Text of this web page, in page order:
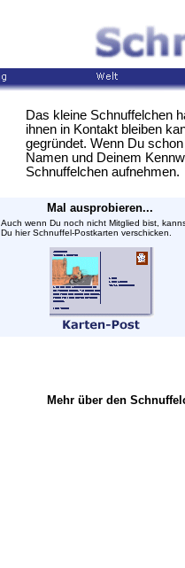
Das kleine Schnuffelchen
ihnen in Kontakt bleiben
gegründet. Wenn Du
Namen und Deinem
Schnuffelchen aufnehmen.
Mal ausprobieren...
Auch wenn Du noch nicht Mitglied bist,
Du hier Schnuffel-Postkarten verschicken.
Mehr über den